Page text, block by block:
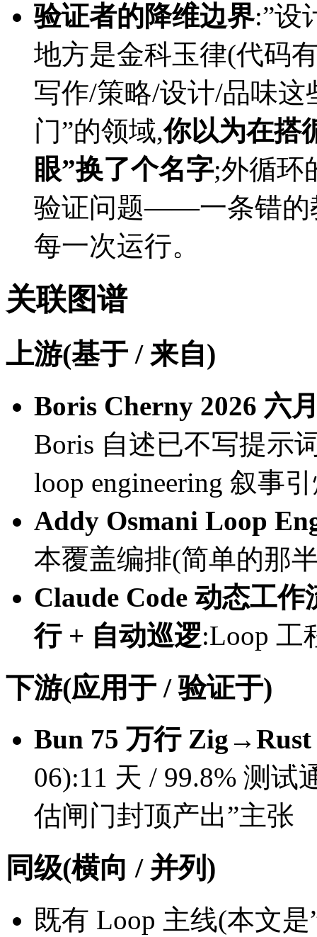
验证者的降维边界:”设
地方是金科玉律(代码
写作/策略/设计/品味这
门”的领域,你以为在搭
眼”换了个名字;外循环
验证问题——一条错的
每一次运行。
关联图谱
上游(基于 / 来自)
Boris Cherny 2026 六
Boris 自述已不写提示
loop engineering 叙事
Addy Osmani Loop
本覆盖编排(简单的那
Claude Code 动态工
行 + 自动巡逻:Loop 工
下游(应用于 / 验证于)
Bun 75 万行 Zig→Rust
06):11 天 / 99.8% 测
估闸门封顶产出”主张
同级(横向 / 并列)
既有 Loop 主线(本文是